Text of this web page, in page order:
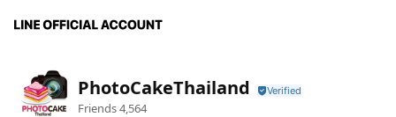
PhotoCakeThailand
Friends4,564